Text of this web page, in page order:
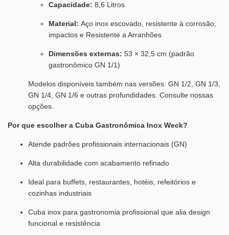
Capacidade: 8,6 Litros
Material: Aço inox escovado, resistente à corrosão,
impactos e Resistente a Arranhões
Dimensões externas: 53 × 32,5 cm (padrão
gastronômico GN 1/1)
Modelos disponíveis também nas versões: GN 1/2, GN 1/3,
GN 1/4, GN 1/6 e outras profundidades. Consulte nossas
opções.
Por que escolher a Cuba Gastronômica Inox Weck?
Atende padrões profissionais internacionais (GN)
Alta durabilidade com acabamento refinado
Ideal para buffets, restaurantes, hotéis, refeitórios e
cozinhas industriais
Cuba inox para gastronomia profissional que alia design
funcional e resistência